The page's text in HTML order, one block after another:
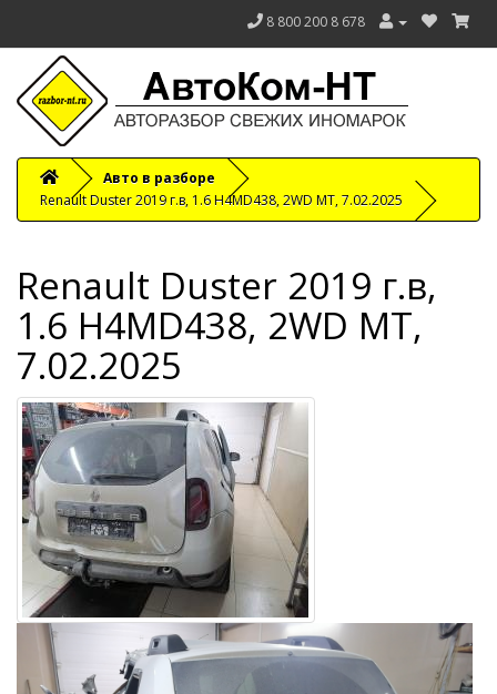
8 800 200 8 678
Авто в разборе
Renault Duster 2019 г.в, 1.6 H4MD438, 2WD MT, 7.02.2025
Renault Duster 2019 г.в,
1.6 H4MD438, 2WD MT,
7.02.2025